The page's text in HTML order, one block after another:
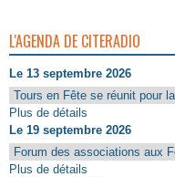
L'AGENDA DE CITERADIO
Le 13 septembre 2026
Tours en Fête se réunit pour
Plus de détails
Le 19 septembre 2026
Forum des associations aux
Plus de détails